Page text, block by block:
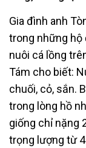
Gia đình anh
trong những hộ
nuôi cá lồng
Tám cho biết:
chuối, cỏ, sắn.
trong lòng hồ
giống chỉ nặng
trọng lượng từ